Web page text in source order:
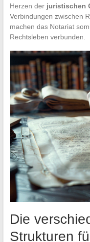
Herzen der juristischen
Verbindungen zwischen
machen das Notariat
Rechtsleben verbunden.
Die
Strukturen